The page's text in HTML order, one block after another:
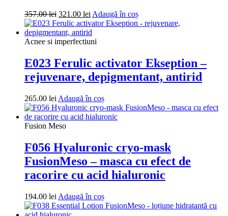
357.00lei Prețul
inițial
a
fost:
321.00 lei Prețul
curent
este:
321.00 lei.
Adaugă în coș
Acnee si imperfectiuni
E023 Ferulic activator Ekseption –
rejuvenare, depigmentant, antirid
265.00 lei Adaugă în coș
Fusion Meso
F056 Hyaluronic cryo-mask
FusionMeso – masca cu efect de
racorire cu acid hialuronic
194.00 lei Adaugă în coș